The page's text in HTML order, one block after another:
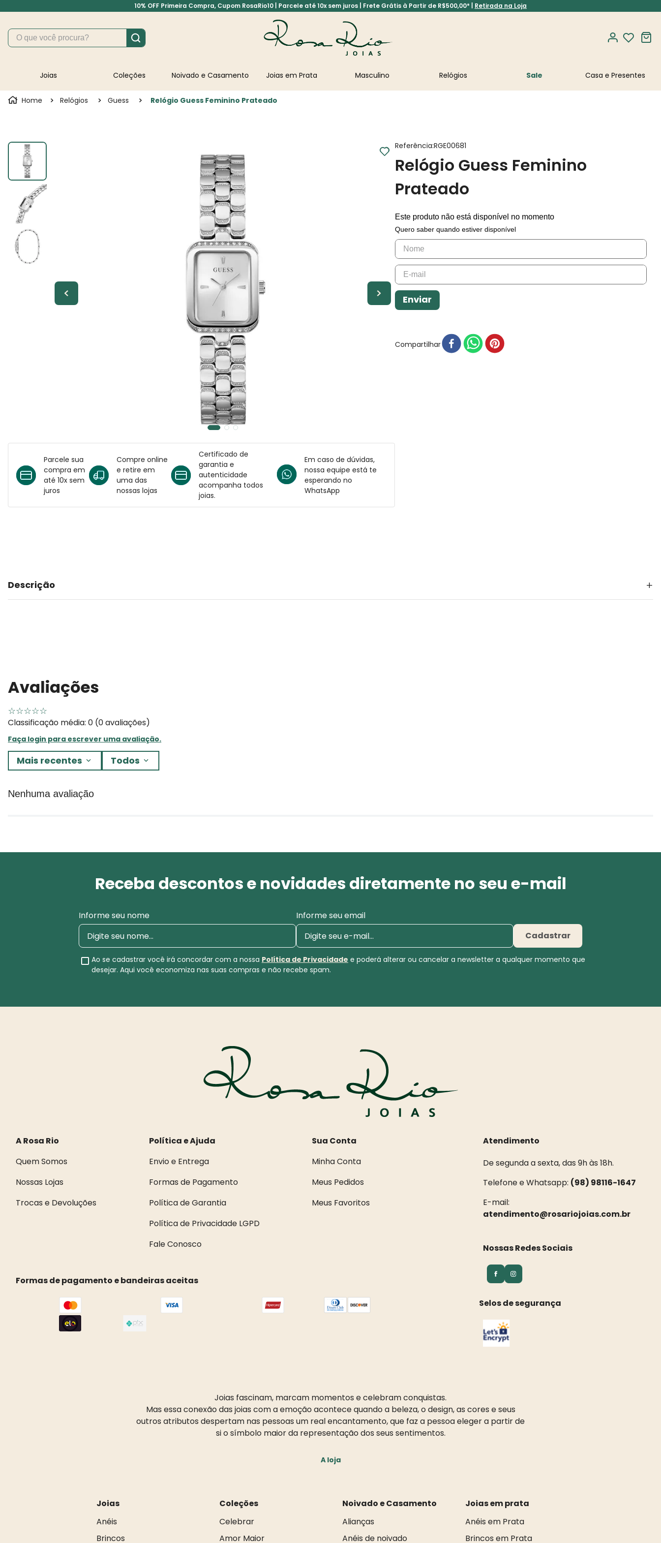
10% OFF Primeira Compra, Cupom RosaRio10 | Parcele até 10x sem juros | Frete Grátis à Partir de R$500,00* | Retirada na Loja
O que você procura?
Joias Coleções Noivado e Casamento Joias em Prata Masculino Relógios Sale
Relógios Guess Relógio Guess Feminino Prateado
Parcele sua
compra em
até 10x sem
juros
Compre online
e retire em
uma das
nossas lojas
Certificado de
garantia e
autenticidade
acompanha todos
joias.
Em caso de dúvidas,
nossa equipe está te
esperando no
WhatsApp
Referência:RGE00681
Relógio Guess Feminino
Prateado
Este produto não está disponível no momento
Quero saber quando estiver disponível
Enviar
Compartilhar
Descrição
Avaliações
☆☆☆☆☆
Classificação média: 0 (0 avaliações)
Faça login para escrever uma avaliação.
Mais recentes Todos
Nenhuma avaliação
Receba descontos e novidades diretamente no seu e-mail
Informe seu nome
Informe seu email
Cadastrar
Ao se cadastrar você irá concordar com a nossa Política de Privacidade e poderá alterar ou cancelar a newsletter a qualquer momento que
desejar. Aqui você economiza nas suas compras e não recebe spam.
A Rosa Rio
Quem Somos
Nossas Lojas
Trocas e Devoluções
Política e Ajuda
Envio e Entrega
Formas de Pagamento
Política de Garantia
Política de Privacidade LGPD
Fale Conosco
Sua Conta
Minha Conta
Meus Pedidos
Meus Favoritos
Formas de pagamento e bandeiras aceitas
Atendimento
De segunda a sexta, das 9h às 18h.
Telefone e Whatsapp: (98) 98116-1647
E-mail:
atendimento@rosariojoias.com.br
Nossas Redes Sociais
Selos de segurança
Joias fascinam, marcam momentos e celebram conquistas.
Mas essa conexão das joias com a emoção acontece quando a beleza, o design, as cores e seus
outros atributos despertam nas pessoas um real encantamento, que faz a pessoa eleger a partir de
si o símbolo maior da representação dos seus sentimentos.
A loja
Joias
Anéis
Brincos
Coleções
Celebrar
Amor Maior
Noivado e Casamento
Alianças
Anéis de noivado
Joias em prata
Anéis em Prata
Brincos em Prata